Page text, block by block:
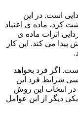
است. در این
کرد، ماده ی اعتیاد
اثرات ماده ی
می کند. این کار
اگر فرد بخواهد
شرایط فرد این
در انتخاب این روش
دیگر از این عوامل